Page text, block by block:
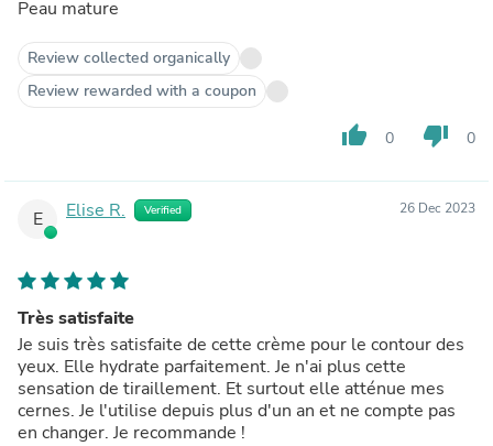
Peau mature
Review collected organically
Review rewarded with a coupon
thumb_up 0 thumb_down 0
E Elise R. Verified 26 Dec 2023
Très satisfaite
Je suis très satisfaite de cette crème pour le contour des
yeux. Elle hydrate parfaitement. Je n'ai plus cette
sensation de tiraillement. Et surtout elle atténue mes
cernes. Je l'utilise depuis plus d'un an et ne compte pas
en changer. Je recommande !